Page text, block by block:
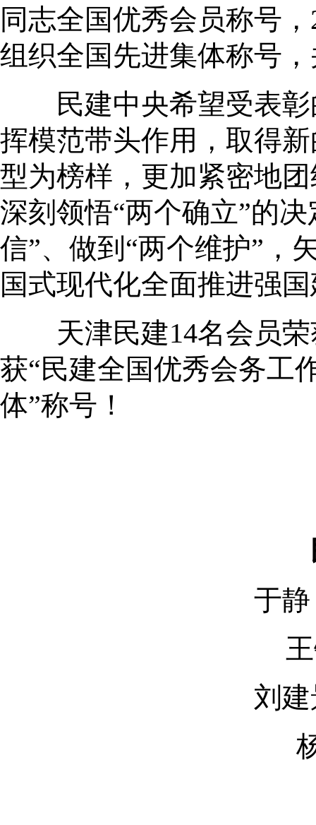
同志全国优秀会员称号
组织全国先进集体称号
民建中央希望受表彰
挥模范带头作用，取得
型为榜样，更加紧密地
深刻领悟“两个确立”的
信”、做到“两个维护”，
国式现代化全面推进强
天津民建14名会员荣
获“民建全国优秀会务工
体”称号！
于
刘